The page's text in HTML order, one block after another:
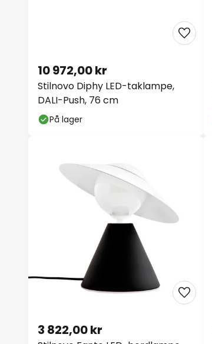
Stilnovo Diphy LED-taklampe,
DALI-Push, 76 cm
10 972,00 kr
Stilnovo Fante LED-bordlampe,